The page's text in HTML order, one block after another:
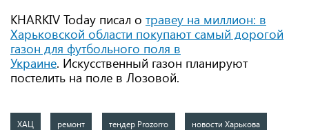
KHARKIV Today писал о травеу на миллион: в
Харьковской области покупают самый дорогой
газон для футбольного поля в
Украине. Искусственный газон планируют
постелить на поле в Лозовой.
ХАЦ ремонт тендер Prozorro новости Харькова